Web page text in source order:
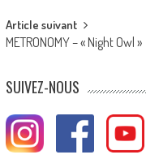
Article suivant
METRONOMY – « Night Owl »
SUIVEZ-NOUS